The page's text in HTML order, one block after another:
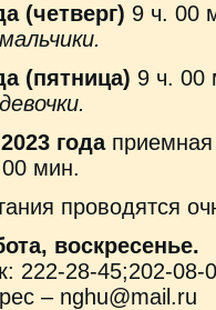
(четверг) 9 ч.
(пятница) 9 ч.
годаприемная
мин.
проводятся
воскресенье.
222-28-45;202-08-
– nghu@mail.ru